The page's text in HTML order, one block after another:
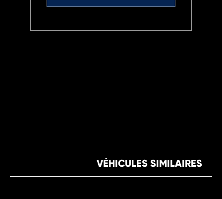
VÉHICULES SIMILAIRES